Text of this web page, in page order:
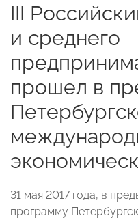
III
и среднего
прошел в
31 мая 2017 года, в
программу